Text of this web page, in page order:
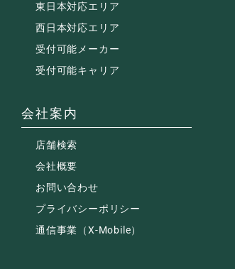
東日本対応エリア
西日本対応エリア
受付可能メーカー
受付可能キャリア
会社案内
店舗検索
会社概要
お問い合わせ
プライバシーポリシー
通信事業（X-Mobile）